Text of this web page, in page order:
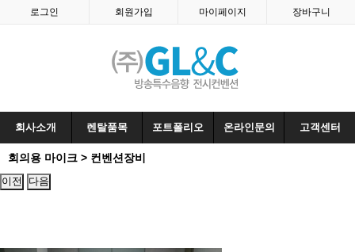
로그인 회원가입 마이페이지 장바구니
회사소개 렌탈품목 포트폴리오 온라인문의 고객센터
회의용 마이크 > 컨벤션장비
이전 다음